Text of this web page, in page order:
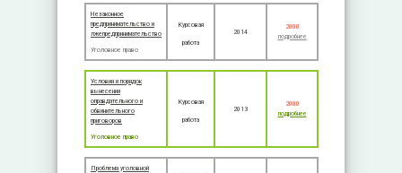
Незаконное
предпринимательство и
лжепредпринимательство
Уголовное право
Курсовая
работа
2014
2000
подробнее
Условия и порядок
вынесения
оправдательного и
обвинительного
приговоров
Уголовное право
Курсовая
работа
2013
2000
подробнее
Проблема уголовной